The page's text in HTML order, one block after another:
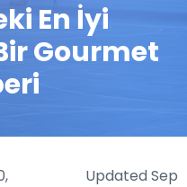
En İyi
Gourmet
Updated Sep